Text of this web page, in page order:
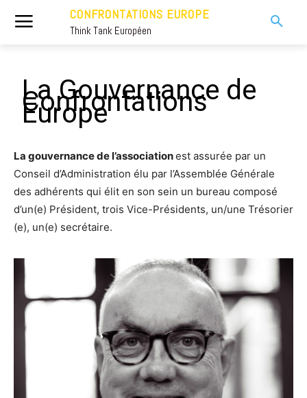
CONFRONTATIONS EUROPE
Think Tank Européen
La Gouvernance de
Confrontations
Europe
La gouvernance de l’associationest assurée par un
Conseil d’Administration élu par l’Assemblée Générale
des adhérents qui élit en son sein un bureau composé
d’un(e) Président, trois Vice-Présidents, un/une Trésorier
(e), un(e) secrétaire.